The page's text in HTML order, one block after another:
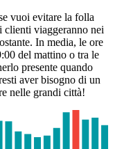
vuoi evitare la folla
clienti viaggeranno nei
In media, le ore
del mattino o tra le
presente quando
aver bisogno di un
nelle grandi città!